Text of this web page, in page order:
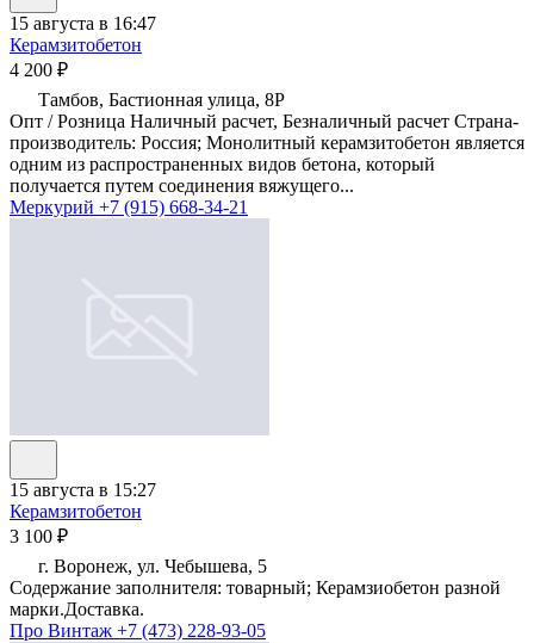
15 августа в 16:47
Керамзитобетон
4 200 ₽
Тамбов, Бастионная улица, 8Р
Опт / Розница Наличный расчет, Безналичный расчет Страна-
производитель: Россия; Монолитный керамзитобетон является
одним из распространенных видов бетона, который
получается путем соединения вяжущего...
Меркурий +7 (915) 668-34-21
15 августа в 15:27
Керамзитобетон
3 100 ₽
г. Воронеж, ул. Чебышева, 5
Содержание заполнителя: товарный; Керамзиобетон разной
марки.Доставка.
Про Винтаж +7 (473) 228-93-05